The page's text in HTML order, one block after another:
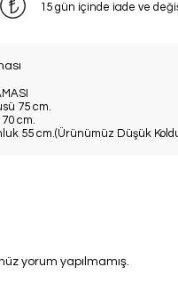
15 gün içinde iade ve
75 cm.
cm.
55 cm.(Ürünümüz Düşük
yorum yapılmamış.